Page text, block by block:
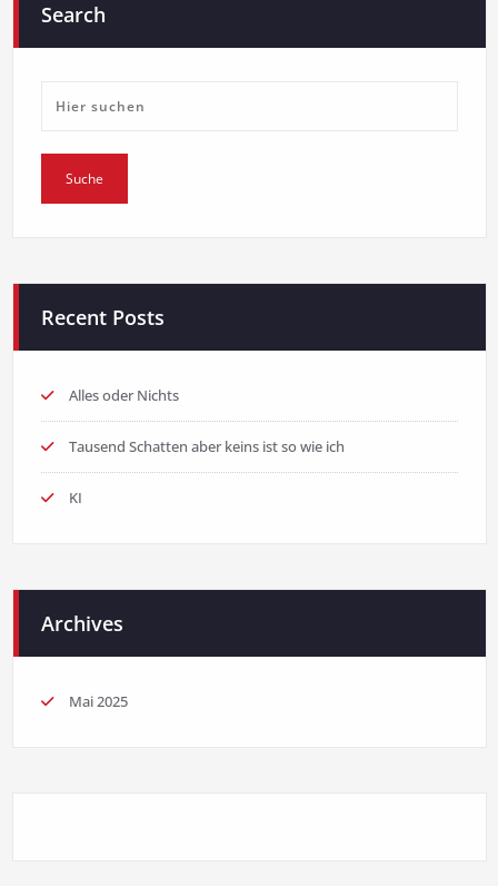
Search
Recent Posts
Alles oder Nichts
Tausend Schatten aber keins ist so wie ich
KI
Archives
Mai 2025